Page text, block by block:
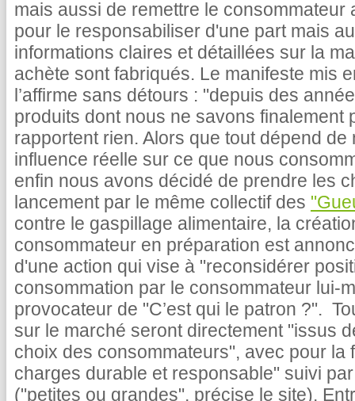
mais aussi de remettre le consommateur
pour le responsabiliser d'une part mais
informations claires et détaillées sur la
achète sont fabriqués. Le manifeste mis
l’affirme sans détours : "depuis des
produits dont nous ne savons finalement
rapportent rien. Alors que tout dépend de
influence réelle sur ce que nous
enfin nous avons décidé de prendre les
lancement par le même collectif des
contre le gaspillage alimentaire, la
consommateur en préparation est
d'une action qui vise à "reconsidérer
consommation par le consommateur lui-
provocateur de "C’est qui le patron ?".
sur le marché seront directement "issus
choix des consommateurs", avec pour la
charges durable et responsable" suivi
("petites ou grandes", précise le site).